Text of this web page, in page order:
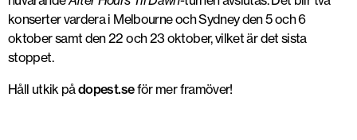
konserter vardera i Melbourne och Sydney den 5 och 6
oktober samt den 22 och 23 oktober, vilket är det sista
stoppet.
Håll utkik pådopest.seför mer framöver!